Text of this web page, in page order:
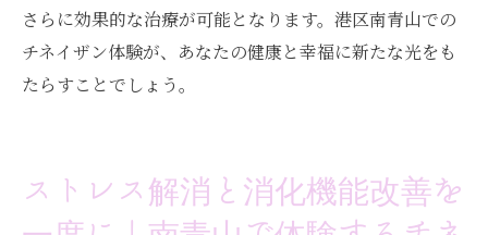
さらに効果的な治療が可能となります。港区南青山での
チネイザン体験が、あなたの健康と幸福に新たな光をも
たらすことでしょう。
ストレス解消と消化機能改善を